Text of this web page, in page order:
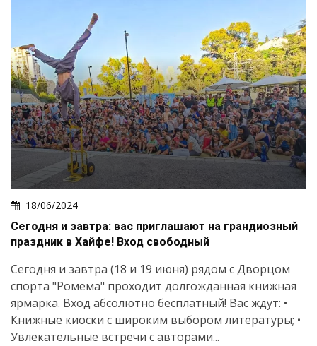
18/06/2024
Сегодня и завтра: вас приглашают на грандиозный
праздник в Хайфе! Вход свободный
Сегодня и завтра (18 и 19 июня) рядом с Дворцом
спорта "Ромема" проходит долгожданная книжная
ярмарка. Вход абсолютно бесплатный! Вас ждут: •
Книжные киоски с широким выбором литературы; •
Увлекательные встречи с авторами...